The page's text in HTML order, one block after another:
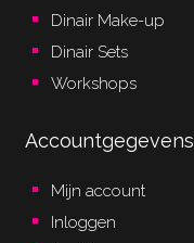
Dinair Make-up
Dinair Sets
Workshops
Accountgegevens
Mijn account
Inloggen